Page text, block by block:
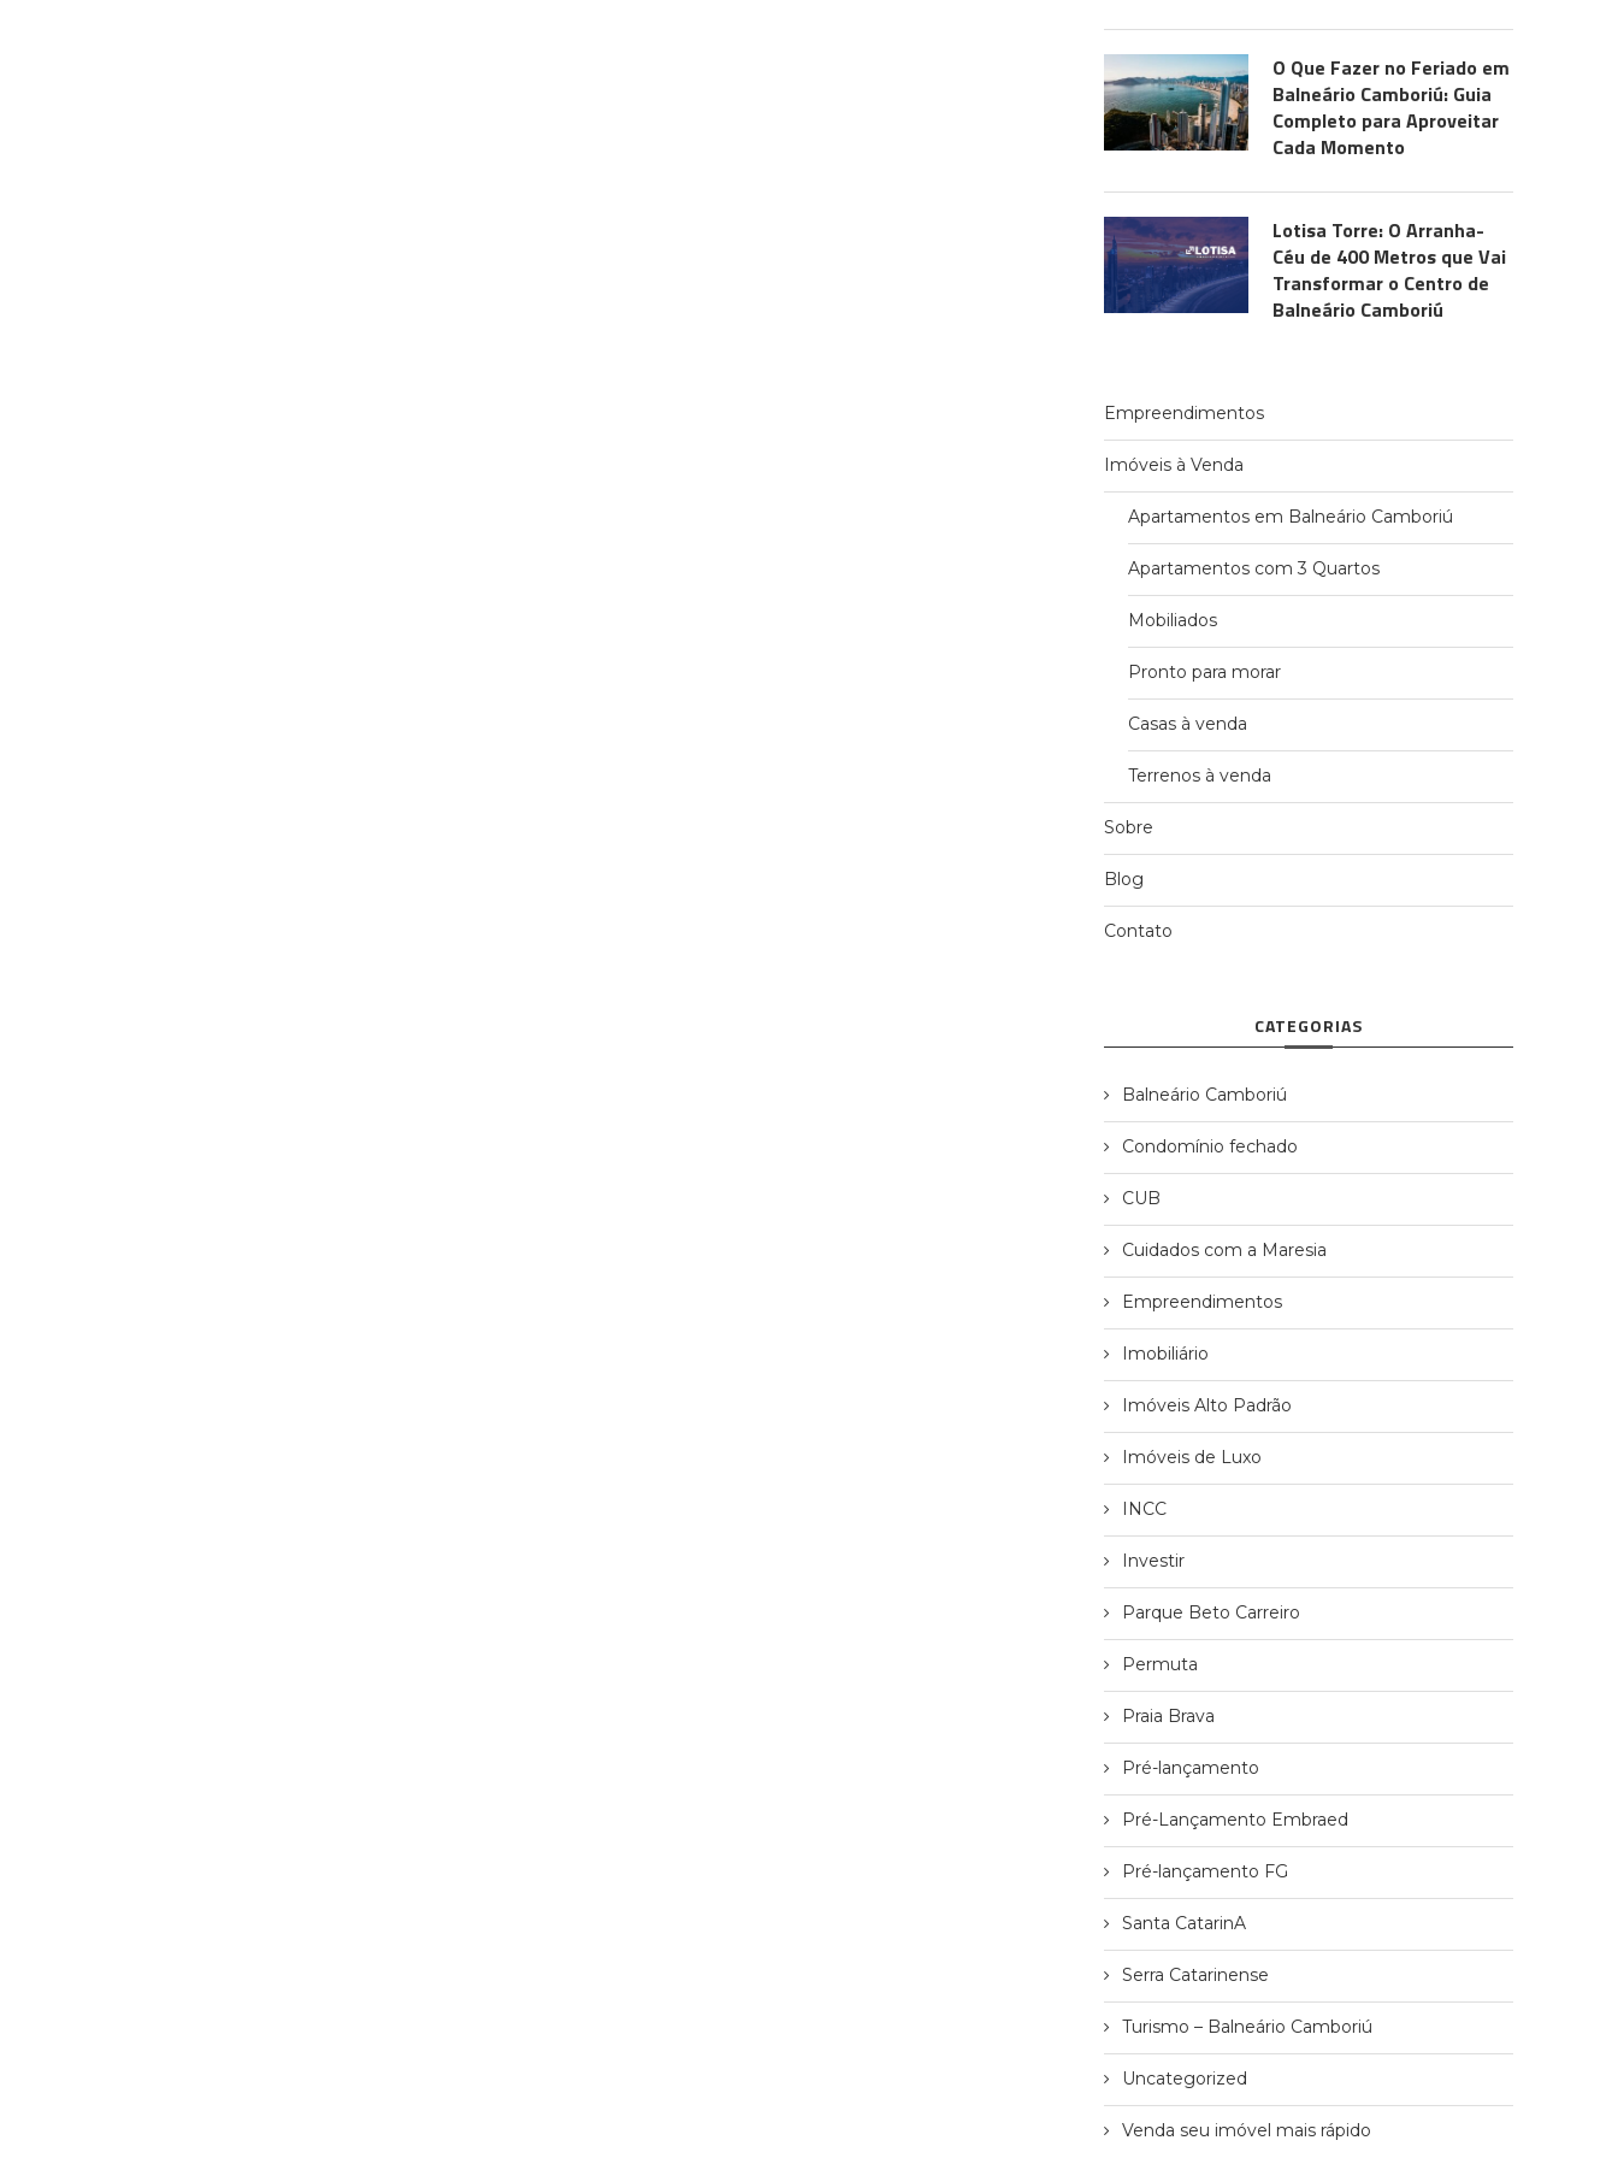
O Que Fazer no Feriado em
Balneário Camboriú: Guia
Completo para Aproveitar
Cada Momento
Lotisa Torre: O Arranha-
Céu de 400 Metros que Vai
Transformar o Centro de
Balneário Camboriú
Empreendimentos
Imóveis à Venda
Apartamentos em Balneário Camboriú
Apartamentos com 3 Quartos
Mobiliados
Pronto para morar
Casas à venda
Terrenos à venda
Sobre
Blog
Contato
CATEGORIAS
Balneário Camboriú
Condomínio fechado
CUB
Cuidados com a Maresia
Empreendimentos
Imobiliário
Imóveis Alto Padrão
Imóveis de Luxo
INCC
Investir
Parque Beto Carreiro
Permuta
Praia Brava
Pré-lançamento
Pré-Lançamento Embraed
Pré-lançamento FG
Santa CatarinA
Serra Catarinense
Turismo – Balneário Camboriú
Uncategorized
Venda seu imóvel mais rápido